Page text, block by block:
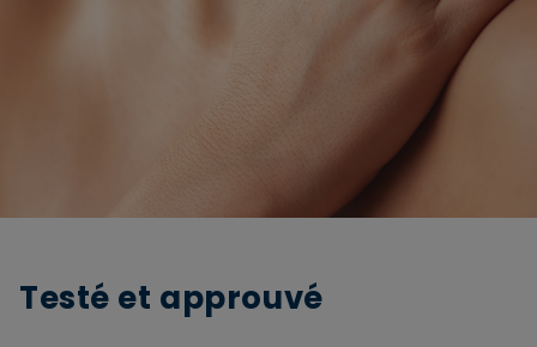
Testé et approuvé